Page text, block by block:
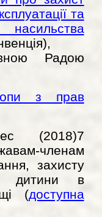
та
Радою
з прав
(2018)7
членам
захисту
дитини в
(доступна